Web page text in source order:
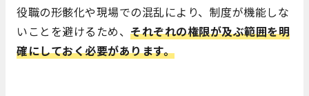
役職の形骸化や現場での混乱により、制度が機能しな
いことを避けるため、 それぞれの権限が及ぶ範囲を明
確にしておく必要があります。